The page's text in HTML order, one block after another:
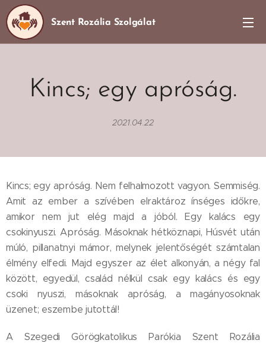
Szent Rozália Szolgálat
Kincs; egy apróság.
2021.04.22
Kincs; egy apróság. Nem felhalmozott vagyon. Semmiség.
Amit az ember a szívében elraktároz ínséges időkre,
amikor nem jut elég majd a jóból. Egy kalács egy
csokinyuszi. Apróság. Másoknak hétköznapi, Húsvét után
múló, pillanatnyi mámor, melynek jelentőségét számtalan
élmény elfedi. Majd egyszer az élet alkonyán, a négy fal
között, egyedül, család nélkül csak egy kalács és egy
csoki nyuszi, másoknak apróság, a magányosoknak
üzenet; eszembe jutottál!
A Szegedi Görögkatolikus Parókia Szent Rozália